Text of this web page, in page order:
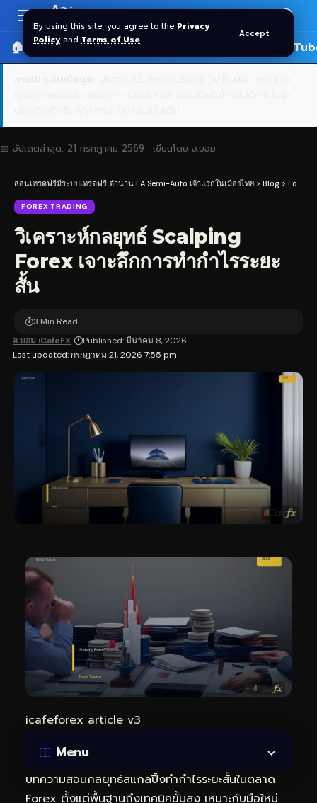
By using this site, you agree to the Privacy
Policy and Terms of Use.
Accept
Resizer
Aa
🏠 หน้าแรก ราคาทอง SPDR 🎬
📅 อัปเดตล่าสุด: 21 กรกฎาคม 2569 · เขียนโดย อ.บอม
สอนเทรดฟรีมีระบบเทรดฟรี ตำนาน EA Semi-Auto เจ้าแรกในเมืองไทย > Blog > Forex Trading
FOREX TRADING
วิเคราะห์กลยุทธ์ Scalping
Forex เจาะลึกการทำกำไรระยะ
สั้น
Last updated: กรกฎาคม 21, 2026 7:55 pm
อ.บอม iCafeFX Published: มีนาคม 8, 2026
3 Min Read
icafeforex article v3
Menu
บทความสอนกลยุทธ์สแกลปิ้งทำกำไรระยะสั้นในตลาด
Forex ตั้งแต่พื้นฐานถึงเทคนิคขั้นสูง เหมาะกับมือใหม่